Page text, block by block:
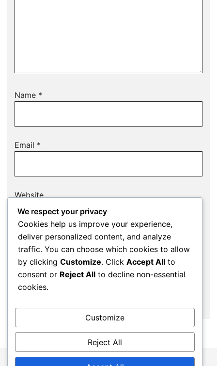
Name *
Email *
Website
Save my name, email, and website in this
browser for the next time I comment.
We respect your privacy
Cookies help us improve your experience,
deliver personalized content, and analyze
traffic. You can choose which cookies to allow
by clicking Customize. Click Accept All to
consent or Reject All to decline non-essential
cookies.
Customize
Reject All